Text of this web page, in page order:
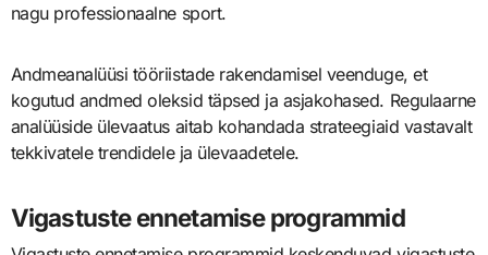
nagu professionaalne sport.
Andmeanalüüsi tööriistade rakendamisel veenduge, et
kogutud andmed oleksid täpsed ja asjakohased. Regulaarne
analüüside ülevaatus aitab kohandada strateegiaid vastavalt
tekkivatele trendidele ja ülevaadetele.
Vigastuste ennetamise programmid